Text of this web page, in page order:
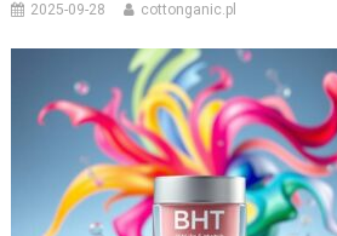
2025-09-28 cottonganic.pl